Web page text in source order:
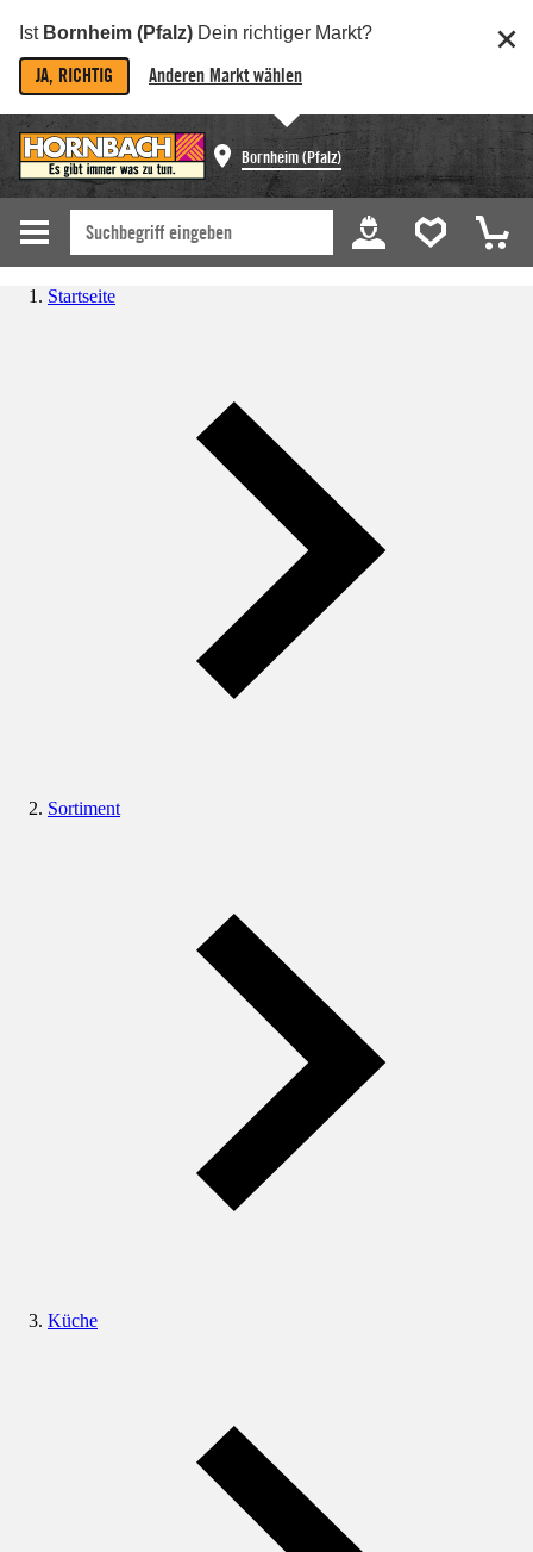
Ist Bornheim (Pfalz) Dein richtiger Markt?
JA, RICHTIG Anderen Markt wählen
Bornheim (Pfalz)
Startseite
Sortiment
Küche